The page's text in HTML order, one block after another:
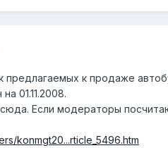
к продаже
01.11.2008.
Если модераторы
konmgt20...rticle_5496.htm